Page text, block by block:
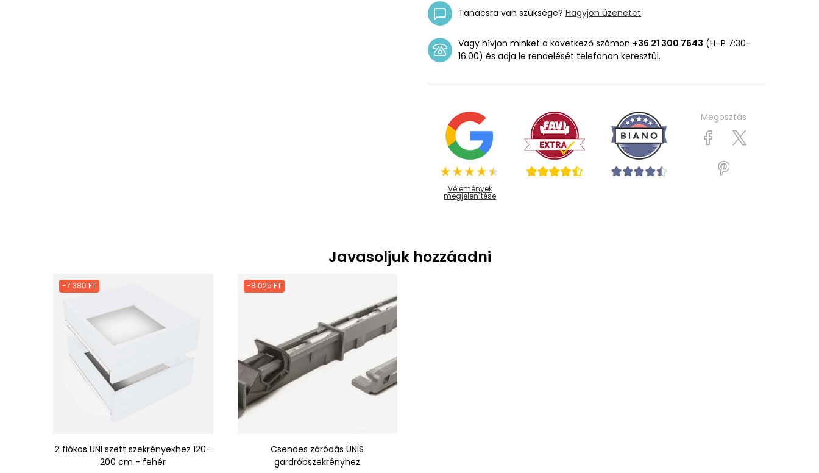
Tanácsra van szüksége? Hagyjon üzenetet.
Vagy hívjon minket a következő számon +36 21 300 7643 (H–P 7:30–
16:00) és adja le rendelését telefonon keresztül.
Vélemények
megjelenítése
Megosztás
Javasoljuk hozzáadni
-7 380 FT
2 fiókos UNI szett szekrényekhez 120-
200 cm - fehér
-8 025 FT
Csendes záródás UNIS
gardróbszekrényhez